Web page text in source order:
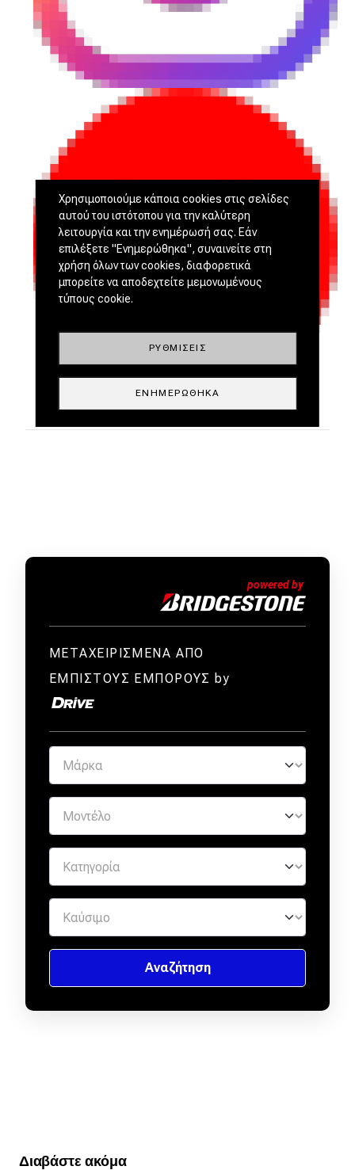
ΜΕΤΑΧΕΙΡΙΣΜΕΝΑ ΑΠΟ
ΕΜΠΙΣΤΟΥΣ ΕΜΠΟΡΟΥΣ by
Διαβάστε ακόμα
Χρησιμοποιούμε κάποια cookies στις σελίδες
αυτού του ιστότοπου για την καλύτερη
λειτουργία και την ενημέρωσή σας. Εάν
επιλέξετε "Ενημερώθηκα", συναινείτε στη
χρήση όλων των cookies, διαφορετικά
μπορείτε να αποδεχτείτε μεμονωμένους
τύπους cookie.
ΡΥΘΜΊΣΕΙΣ
ΕΝΗΜΕΡΏΘΗΚΑ